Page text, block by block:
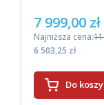
Cena
7 999,00 zł
Najniższa cena:
Cena
6 503,25 zł
Do